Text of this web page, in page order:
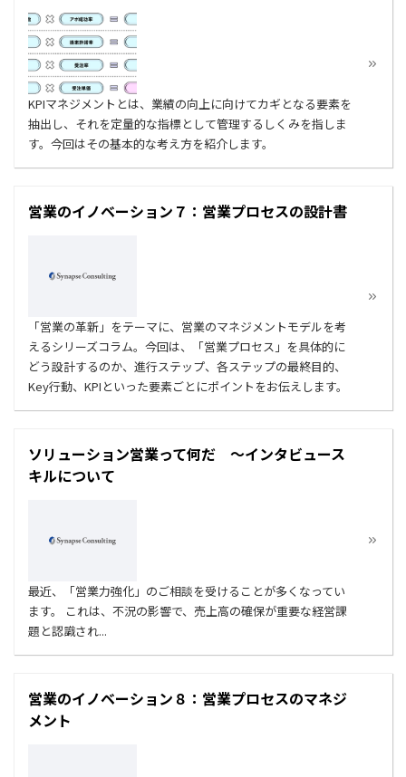
KPIマネジメントとは、業績の向上に向けてカギとなる要素を
抽出し、それを定量的な指標として管理するしくみを指しま
す。今回はその基本的な考え方を紹介します。
営業のイノベーション７：営業プロセスの設計書
「営業の革新」をテーマに、営業のマネジメントモデルを考
えるシリーズコラム。今回は、「営業プロセス」を具体的に
どう設計するのか、進行ステップ、各ステップの最終目的、
Key行動、KPIといった要素ごとにポイントをお伝えします。
ソリューション営業って何だ ～インタビュース
キルについて
最近、「営業力強化」のご相談を受けることが多くなってい
ます。 これは、不況の影響で、売上高の確保が重要な経営課
題と認識され...
営業のイノベーション８：営業プロセスのマネジ
メント